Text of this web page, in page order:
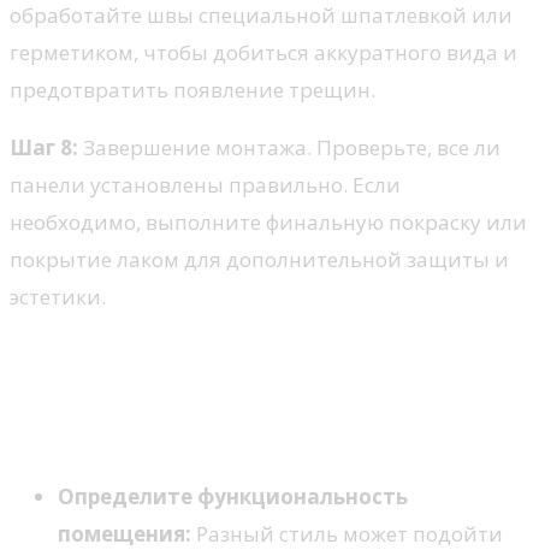
обработайте швы специальной шпатлевкой или
герметиком, чтобы добиться аккуратного вида и
предотвратить появление трещин.
Шаг 8: Завершение монтажа. Проверьте, все ли
панели установлены правильно. Если
необходимо, выполните финальную покраску или
покрытие лаком для дополнительной защиты и
эстетики.
Определите функциональность
помещения: Разный стиль может подойти